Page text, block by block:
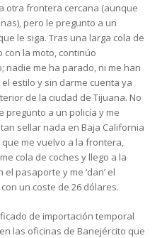
otra frontera cercana (aunque
pero le pregunto a un
le siga. Tras una larga cola de
la moto, continúo
nadie me ha parado, ni me han
estilo y sin darme cuenta ya
de la ciudad de Tijuana. No
pregunto a un policía y me
sellar nada en Baja California
me vuelvo a la frontera,
cola de coches y llego a la
pasaporte y me ‘dan’ el
un coste de 26 dólares.
de importación temporal
las oficinas de Banejército que